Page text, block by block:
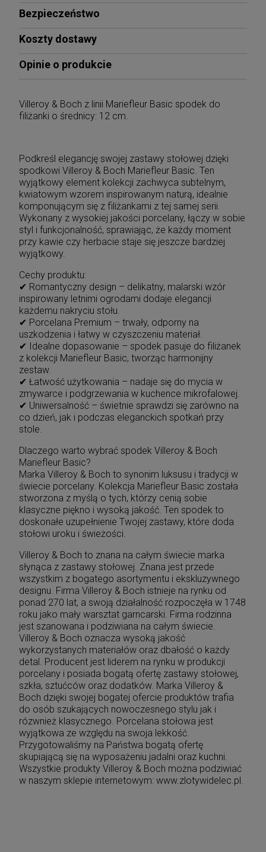
Bezpieczeństwo
Koszty dostawy
Opinie o produkcie
Villeroy & Boch z linii Mariefleur Basic spodek do
filiżanki o średnicy: 12 cm.
Podkreśl elegancję swojej zastawy stołowej dzięki
spodkowi Villeroy & Boch Mariefleur Basic. Ten
wyjątkowy element kolekcji zachwyca subtelnym,
kwiatowym wzorem inspirowanym naturą, idealnie
komponującym się z filiżankami z tej samej serii.
Wykonany z wysokiej jakości porcelany, łączy w sobie
styl i funkcjonalność, sprawiając, że każdy moment
przy kawie czy herbacie staje się jeszcze bardziej
wyjątkowy.
Cechy produktu:
✔ Romantyczny design – delikatny, malarski wzór
inspirowany letnimi ogrodami dodaje elegancji
każdemu nakryciu stołu.
✔ Porcelana Premium – trwały, odporny na
uszkodzenia i łatwy w czyszczeniu materiał.
✔ Idealne dopasowanie – spodek pasuje do filiżanek
z kolekcji Mariefleur Basic, tworząc harmonijny
zestaw.
✔ Łatwość użytkowania – nadaje się do mycia w
zmywarce i podgrzewania w kuchence mikrofalowej.
✔ Uniwersalność – świetnie sprawdzi się zarówno na
co dzień, jak i podczas eleganckich spotkań przy
stole.
Dlaczego warto wybrać spodek Villeroy & Boch
Mariefleur Basic?
Marka Villeroy & Boch to synonim luksusu i tradycji w
świecie porcelany. Kolekcja Mariefleur Basic została
stworzona z myślą o tych, którzy cenią sobie
klasyczne piękno i wysoką jakość. Ten spodek to
doskonałe uzupełnienie Twojej zastawy, które doda
stołowi uroku i świeżości.
Villeroy & Boch to znana na całym świecie marka
słynąca z zastawy stołowej. Znana jest przede
wszystkim z bogatego asortymentu i ekskluzywnego
designu. Firma Villeroy & Boch istnieje na rynku od
ponad 270 lat, a swoją działalność rozpoczęła w 1748
roku jako mały warsztat garncarski. Firma rodzinna
jest szanowana i podziwiana na całym świecie.
Villeroy & Boch oznacza wysoką jakość
wykorzystanych materiałów oraz dbałość o każdy
detal. Producent jest liderem na rynku w produkcji
porcelany i posiada bogatą ofertę zastawy stołowej,
szkła, sztućców oraz dodatków. Marka Villeroy &
Boch dzięki swojej bogatej ofercie produktów trafia
do osób szukających nowoczesnego stylu jak i
rózwnież klasycznego. Porcelana stołowa jest
wyjątkowa ze względu na swoja lekkość.
Przygotowaliśmy na Państwa bogatą ofertę
skupiającą się na wyposażeniu jadalni oraz kuchni.
Wszystkie produkty Villeroy & Boch można podziwiać
w naszym sklepie internetowym: www.zlotywidelec.pl.